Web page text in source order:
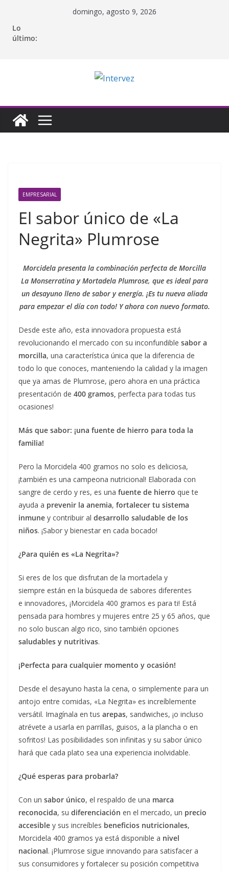
contenido
domingo, agosto 9, 2026
Lo
último:
EMPRESARIAL
El sabor único de «La
Negrita» Plumrose
Morcidela presenta la combinación perfecta de Morcilla
La Monserratina y Mortadela Plumrose, que es ideal para
un desayuno lleno de sabor y energía. ¡Es tu nueva aliada
para empezar el día con todo! Y ahora con nuevo formato.
Desde este año, esta innovadora propuesta está
revolucionando el mercado con su inconfundible sabor a
morcilla, una característica única que la diferencia de
todo lo que conoces, manteniendo la calidad y la imagen
que ya amas de Plumrose, ¡pero ahora en una práctica
presentación de 400 gramos, perfecta para todas tus
ocasiones!
Más que sabor: ¡una fuente de hierro para toda la
familia!
Pero la Morcidela 400 gramos no solo es deliciosa,
¡también es una campeona nutricional! Elaborada con
sangre de cerdo y res, es una fuente de hierro que te
ayuda a prevenir la anemia, fortalecer tu sistema
inmune y contribuir al desarrollo saludable de los
niños. ¡Sabor y bienestar en cada bocado!
¿Para quién es «La Negrita»?
Si eres de los que disfrutan de la mortadela y
siempre están en la búsqueda de sabores diferentes
e innovadores, ¡Morcidela 400 gramos es para ti! Está
pensada para hombres y mujeres entre 25 y 65 años, que
no solo buscan algo rico, sino también opciones
saludables y nutritivas.
¡Perfecta para cualquier momento y ocasión!
Desde el desayuno hasta la cena, o simplemente para un
antojo entre comidas, «La Negrita» es increíblemente
versátil. Imagínala en tus arepas, sandwiches, ¡o incluso
atrévete a usarla en parrillas, guisos, a la plancha o en
sofritos! Las posibilidades son infinitas y su sabor único
hará que cada plato sea una experiencia inolvidable.
¿Qué esperas para probarla?
Con un sabor único, el respaldo de una marca
reconocida, su diferenciación en el mercado, un precio
accesible y sus increíbles beneficios nutricionales,
Morcidela 400 gramos ya está disponible a nivel
nacional. ¡Plumrose sigue innovando para satisfacer a
sus consumidores y fortalecer su posición competitiva